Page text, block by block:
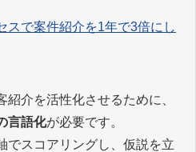
スで案件紹介を1年で3倍にし
介を活性化させるために、
言語化が必要です。
でスコアリングし、仮説を立